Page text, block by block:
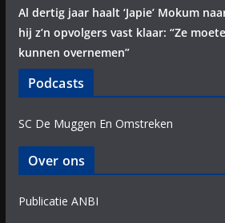
Al dertig jaar haalt ‘Japie’ Mokum
hij z’n opvolgers vast klaar: “Ze
kunnen overnemen”
Podcasts
SC De Muggen En Omstreken
Over ons
Publicatie ANBI